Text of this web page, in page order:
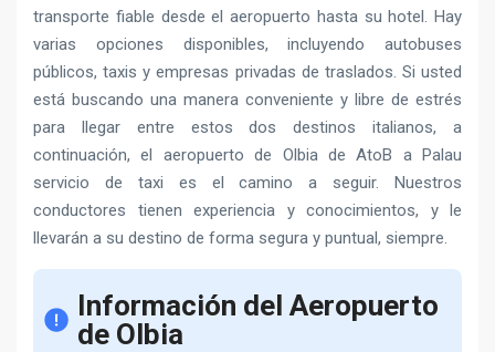
transporte fiable desde el aeropuerto hasta su hotel. Hay
varias opciones disponibles, incluyendo autobuses
públicos, taxis y empresas privadas de traslados. Si usted
está buscando una manera conveniente y libre de estrés
para llegar entre estos dos destinos italianos, a
continuación, el aeropuerto de Olbia de AtoB a Palau
servicio de taxi es el camino a seguir. Nuestros
conductores tienen experiencia y conocimientos, y le
llevarán a su destino de forma segura y puntual, siempre.
Información del Aeropuerto
de Olbia